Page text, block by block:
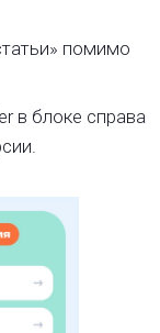
помимо
в блоке справа